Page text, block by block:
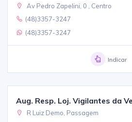
Av Pedro Zapelini, 0 , Centro
(48)3357-3247
(48)3357-3247
Indicar
Aug. Resp. Loj. Vigilantes da
R Luiz Demo, Passagem